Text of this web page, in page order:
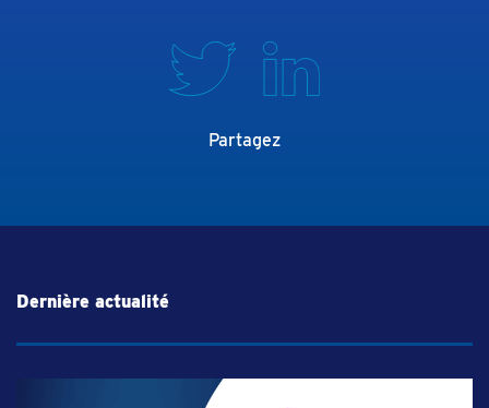
Partagez
Dernière actualité